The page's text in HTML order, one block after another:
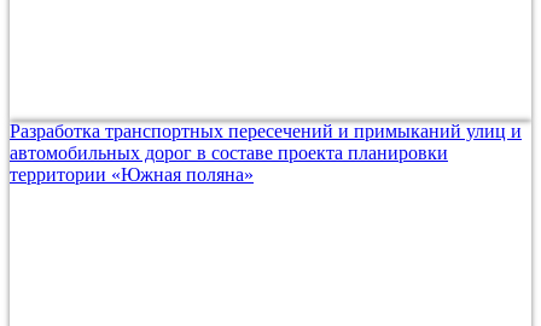
Разработка транспортных пересечений и примыканий улиц и
автомобильных дорог в составе проекта планировки
территории «Южная поляна»